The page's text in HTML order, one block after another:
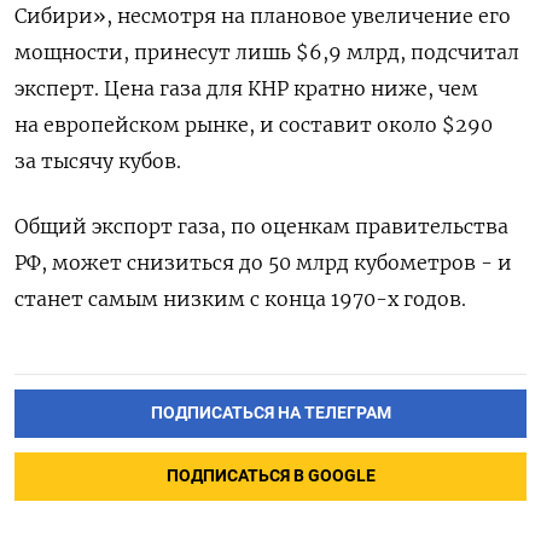
Сибири», несмотря на плановое увеличение его
мощности, принесут лишь $6,9 млрд, подсчитал
эксперт. Цена газа для КНР кратно ниже, чем
на европейском рынке, и составит около $290
за тысячу кубов.
Общий экспорт газа, по оценкам правительства
РФ, может снизиться до 50 млрд кубометров - и
станет самым низким с конца 1970-х годов.
ПОДПИСАТЬСЯ НА ТЕЛЕГРАМ
ПОДПИСАТЬСЯ В GOOGLE